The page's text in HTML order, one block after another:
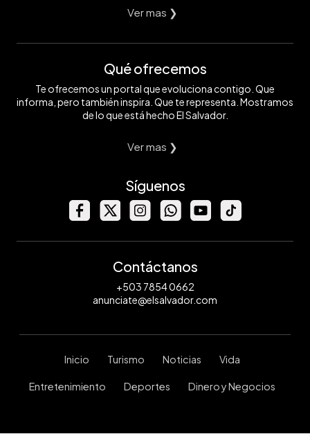
Ver mas ❯
Qué ofrecemos
Te ofrecemos un portal que evoluciona contigo. Que
informa, pero también inspira. Que te representa. Mostramos
de lo que está hecho El Salvador.
Ver mas ❯
Síguenos
Contáctanos
+503 7854 0662
anunciate@elsalvador.com
Inicio Turismo Noticias Vida
Entretenimiento Deportes Dinero y Negocios